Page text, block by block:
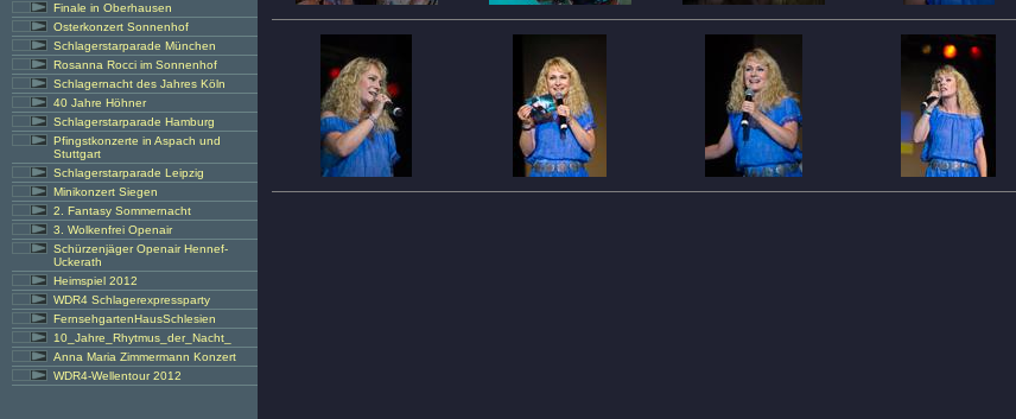
Finale in Oberhausen
Osterkonzert Sonnenhof
Schlagerstarparade München
Rosanna Rocci im Sonnenhof
Schlagernacht des Jahres Köln
40 Jahre Höhner
Schlagerstarparade Hamburg
Pfingstkonzerte in Aspach und
Stuttgart
Schlagerstarparade Leipzig
Minikonzert Siegen
2. Fantasy Sommernacht
3. Wolkenfrei Openair
Schürzenjäger Openair Hennef-
Uckerath
Heimspiel 2012
WDR4 Schlagerexpressparty
FernsehgartenHausSchlesien
10_Jahre_Rhytmus_der_Nacht_
Anna Maria Zimmermann Konzert
WDR4-Wellentour 2012